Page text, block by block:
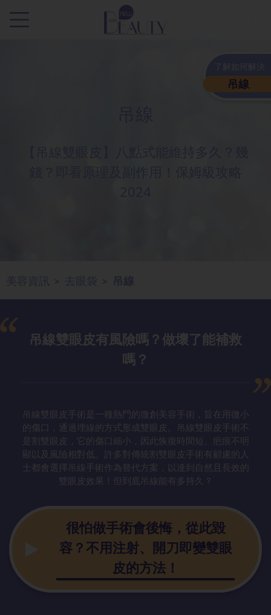
吊線
> >
吊線雙眼皮有風險嗎？做壞了能補救
嗎？
吊線雙眼皮手術是一種熱門的微創美容手術，旨在用微小
的傷口，通過埋線的方式形成雙眼皮。吊線雙眼皮手術不
是割雙眼皮，它的傷口細小，因此恢復時間短、疤痕不明
顯以及風險相對低。許多對傳統割雙眼皮手術有顧慮的人
士都會選擇吊線手術作為替代方案，以達到自然且長效的
雙眼皮效果！但到底吊線能有多持久？
很怕做手術會後悔，從此毀
容？不用注射、開刀即變雙眼
皮的方法！